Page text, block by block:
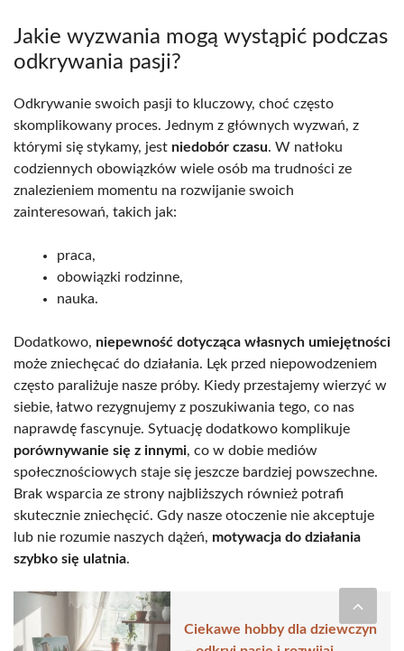
Jakie wyzwania mogą wystąpić podczas
odkrywania pasji?
Odkrywanie swoich pasji to kluczowy, choć często
skomplikowany proces. Jednym z głównych wyzwań, z
którymi się stykamy, jest niedobór czasu. W natłoku
codziennych obowiązków wiele osób ma trudności ze
znalezieniem momentu na rozwijanie swoich
zainteresowań, takich jak:
praca,
obowiązki rodzinne,
nauka.
Dodatkowo, niepewność dotycząca własnych umiejętności
może zniechęcać do działania. Lęk przed niepowodzeniem
często paraliżuje nasze próby. Kiedy przestajemy wierzyć w
siebie, łatwo rezygnujemy z poszukiwania tego, co nas
naprawdę fascynuje. Sytuację dodatkowo komplikuje
porównywanie się z innymi, co w dobie mediów
społecznościowych staje się jeszcze bardziej powszechne.
Brak wsparcia ze strony najbliższych również potrafi
skutecznie zniechęcić. Gdy nasze otoczenie nie akceptuje
lub nie rozumie naszych dążeń, motywacja do działania
szybko się ulatnia.
Ciekawe hobby dla dziewczyn